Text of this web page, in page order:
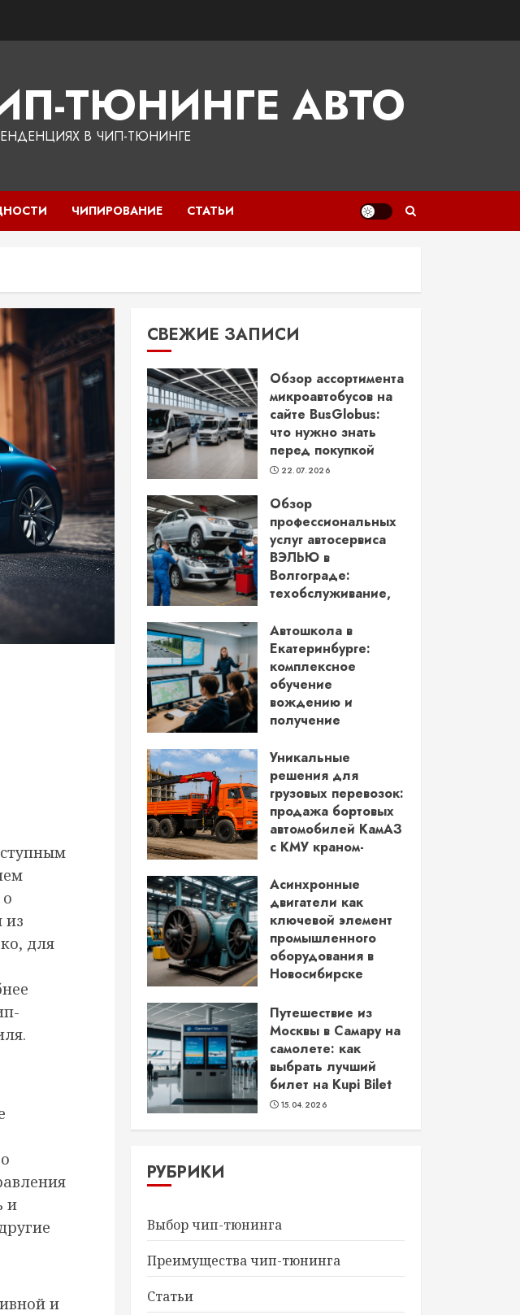
ТЮНИНГЕ АВТО
В ЧИП-ТЮНИНГЕ
ЧИПИРОВАНИЕ СТАТЬИ
из
для
и
и
СВЕЖИЕ ЗАПИСИ
Обзор ассортимента
микроавтобусов на
сайте BusGlobus:
что нужно знать
перед покупкой
22.07.2026
Обзор
профессиональных
услуг автосервиса
ВЭЛЬЮ в
Волгограде:
техобслуживание,
более
22.06.2026
Автошкола в
Екатеринбурге:
комплексное
обучение
вождению и
получение
03.06.2026
Уникальные
решения для
грузовых перевозок:
продажа бортовых
автомобилей КамАЗ
с КМУ краном-
28.05.2026
Асинхронные
двигатели как
ключевой элемент
промышленного
оборудования в
Новосибирске
Путешествие из
Москвы в Самару на
самолете: как
выбрать лучший
билет на Kupi Bilet
15.04.2026
РУБРИКИ
Выбор чип-тюнинга
Преимущества чип-тюнинга
Статьи